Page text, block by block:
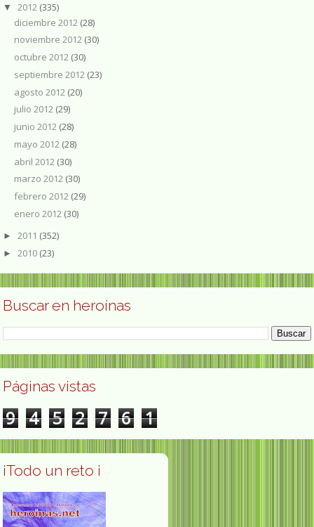
▼ 2012 (335)
diciembre 2012 (28)
noviembre 2012 (30)
octubre 2012 (30)
septiembre 2012 (23)
agosto 2012 (20)
julio 2012 (29)
junio 2012 (28)
mayo 2012 (28)
abril 2012 (30)
marzo 2012 (30)
febrero 2012 (29)
enero 2012 (30)
► 2011 (352)
► 2010 (23)
Buscar en heroínas
Páginas vistas
9 4 5 2 7 6 1
¡Todo un reto ¡